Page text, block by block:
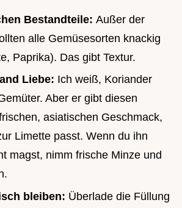
Bestandteile: Außer der
alle Gemüsesorten knackig
Paprika). Das gibt Textur.
Liebe: Ich weiß, Koriander
Aber er gibt diesen
asiatischen Geschmack,
Limette passt. Wenn du ihn
magst, nimm frische Minze und
bleiben: Überlade die Füllung